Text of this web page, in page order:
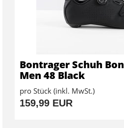
Bontrager Schuh
Men 48 Black
pro Stück (inkl. MwSt.)
159,99 EUR